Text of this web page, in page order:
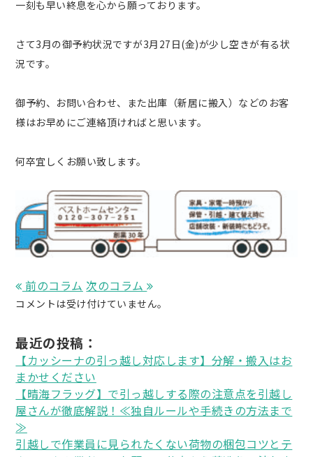
一刻も早い終息を心から願っております。
さて3月の御予約状況ですが3月27日(金)が少し空きが有る状
況です。
御予約、お問い合わせ、また出庫（新居に搬入）などのお客
様はお早めにご連絡頂ければと思います。
何卒宜しくお願い致します。
前のコラム 次のコラム
コメントは受け付けていません。
最近の投稿：
【カッシーナの引っ越し対応します】分解・搬入はお
まかせください
【晴海フラッグ】で引っ越しする際の注意点を引越し
屋さんが徹底解説！≪独自ルールや手続きの方法まで
≫
引越しで作業員に見られたくない荷物の梱包コツとテ